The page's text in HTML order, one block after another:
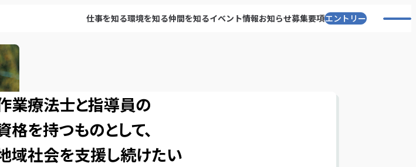
仕事を知る環境を知る仲間を知るイベント情報お知らせ募集要項エントリー
業療法士と指導員の
格を持つものとして、
域社会を支援し続けたい